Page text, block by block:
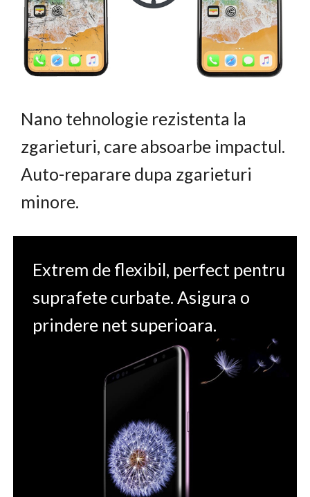
Nano tehnologie rezistenta la
zgarieturi, care absoarbe impactul.
Auto-reparare dupa zgarieturi
minore.
Extrem de flexibil, perfect pentru
suprafete curbate. Asigura o
prindere net superioara.